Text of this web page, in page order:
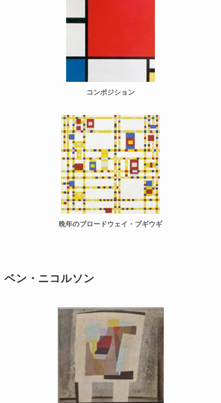
コンポジション
晩年のブロードウェイ・ブギウギ
ベン・ニコルソン